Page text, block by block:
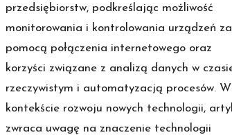
przedsiębiorstw, podkreślając możliwość
monitorowania i kontrolowania urządzeń za
pomocą połączenia internetowego oraz
korzyści związane z analizą danych w
rzeczywistym i automatyzacją procesów. W
kontekście rozwoju nowych technologii,
zwraca uwagę na znaczenie technologii